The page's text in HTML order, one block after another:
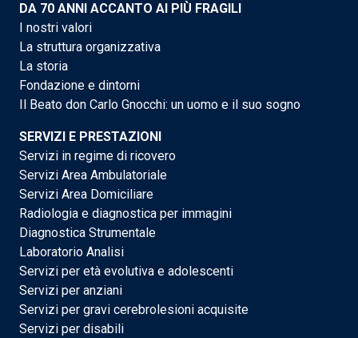
DA 70 ANNI ACCANTO AI PIÙ FRAGILI
I nostri valori
La struttura organizzativa
La storia
Fondazione e dintorni
Il Beato don Carlo Gnocchi: un uomo e il suo sogno
SERVIZI E PRESTAZIONI
Servizi in regime di ricovero
Servizi Area Ambulatoriale
Servizi Area Domiciliare
Radiologia e diagnostica per immagini
Diagnostica Strumentale
Laboratorio Analisi
Servizi per età evolutiva e adolescenti
Servizi per anziani
Servizi per gravi cerebrolesioni acquisite
Servizi per disabili